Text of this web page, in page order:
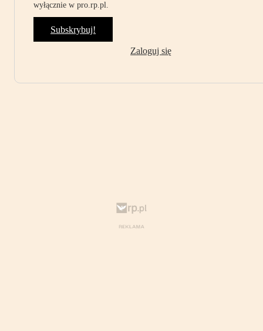
wyłącznie w pro.rp.pl.
Subskrybuj!
Zaloguj się